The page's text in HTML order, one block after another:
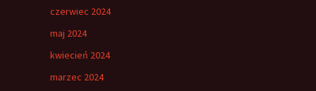
czerwiec 2024
maj 2024
kwiecień 2024
marzec 2024